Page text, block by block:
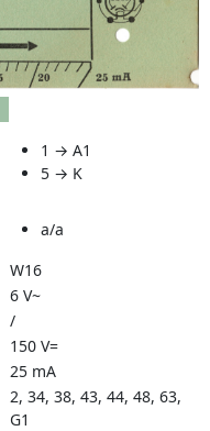
1 → A1
5 → K
a/a
W16
6 V~
/
150 V=
25 mA
2, 34, 38, 43, 44, 48, 63,
G1